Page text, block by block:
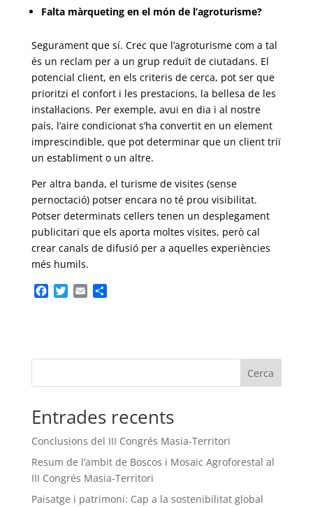
Falta màrqueting en el món de l’agroturisme?
Segurament que sí. Crec que l’agroturisme com a tal
és un reclam per a un grup reduït de ciutadans. El
potencial client, en els criteris de cerca, pot ser que
prioritzi el confort i les prestacions, la bellesa de les
instal·lacions. Per exemple, avui en dia i al nostre
país, l’aire condicionat s’ha convertit en un element
imprescindible, que pot determinar que un client triï
un establiment o un altre.
Per altra banda, el turisme de visites (sense
pernoctació) potser encara no té prou visibilitat.
Potser determinats cellers tenen un desplegament
publicitari que els aporta moltes visites, però cal
crear canals de difusió per a aquelles experiències
més humils.
o
k
e
r
e
Cerca
Entrades recents
Conclusions del III Congrés Masia-Territori
Resum de l’ambit de Boscos i Mosaic Agroforestal al
III Congrés Masia-Territori
Paisatge i patrimoni: Cap a la sostenibilitat global